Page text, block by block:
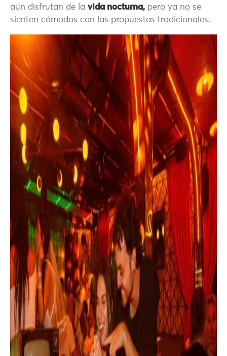
aún disfrutan de la vida nocturna, pero ya no se
sienten cómodos con las propuestas tradicionales.